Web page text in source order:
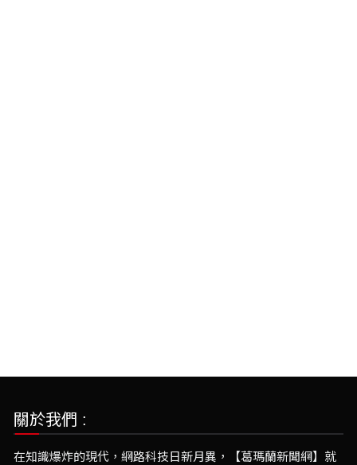
關於我們 :
在知識爆炸的現代，網路科技日新月異，【葛瑪蘭新聞網】就